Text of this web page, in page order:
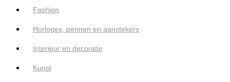
Fashion
Horloges, pennen en aanstekers
Interieur en decoratie
Kunst